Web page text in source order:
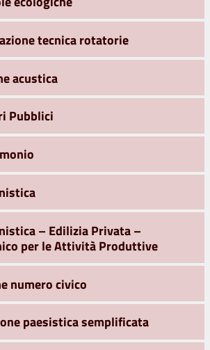
tecnica rotatorie
acustica
Pubblici
– Edilizia Privata –
per le Attività Produttive
numero civico
paesistica semplificata